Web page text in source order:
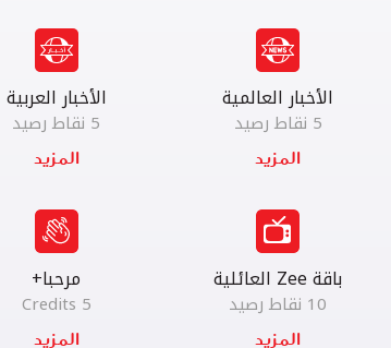
الأخبار العالمية
5 نقاط رصيد
الأخبار العربية
5 نقاط رصيد
باقة Zee العائلية
10 نقاط رصيد
مرحبا+
5 Credits